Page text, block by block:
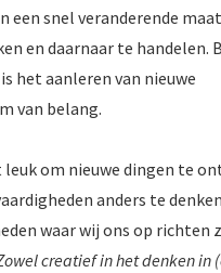
een snel veranderende
en daarnaar te handelen.
het aanleren van nieuwe
van belang.
om nieuwe dingen te
anders te
waar wij ons op richten
creatief in het denken in